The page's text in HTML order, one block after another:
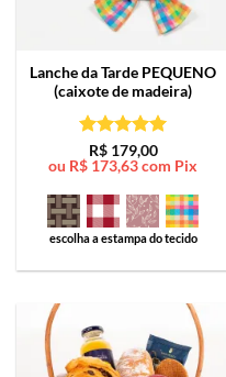
Lanche da Tarde PEQUENO
(caixote de madeira)
Avaliação5
de 5
R$179,00
ou R$ 173,63com Pix
escolha a estampa do tecido